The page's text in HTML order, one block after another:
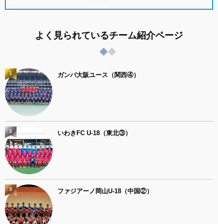
よく見られているチーム紹介ページ
ガンバ大阪ユース（関西④）
1
いわきFC U-18（東北③）
2
ファジアーノ岡山U-18（中国②）
3